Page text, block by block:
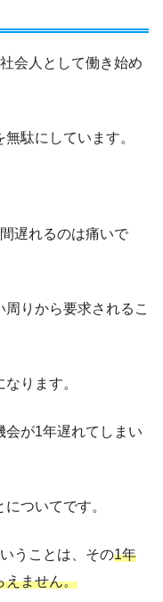
会人として働き始め
駄にしています。
遅れるのは痛いで
りから要求されるこ
ります。
会が1年遅れてしまい
ついてです。
うことは、その1年
えません。